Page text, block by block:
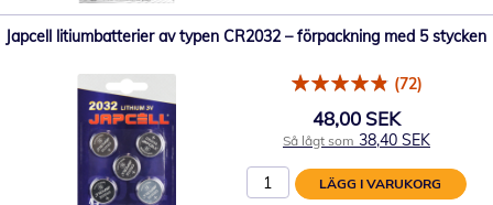
Japcell litiumbatterier av typen CR2032 – förpackning med 5 stycken
(72)
48,00 SEK
Så lågt som 38,40 SEK
LÄGG I VARUKORG